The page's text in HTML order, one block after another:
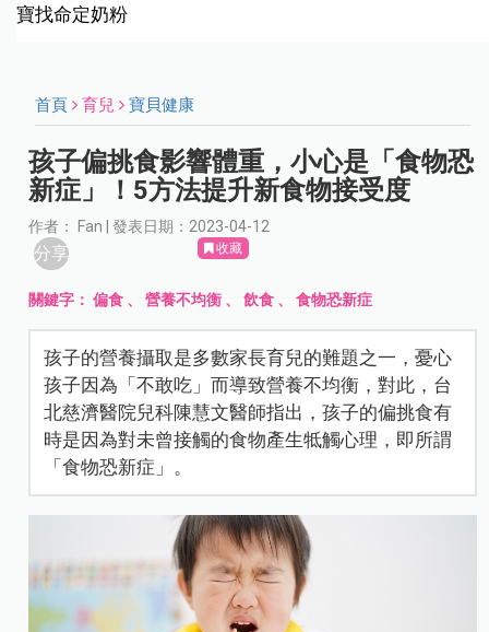
寶找命定奶粉
首頁 育兒 寶貝健康
孩子偏挑食影響體重，小心是「食物恐
新症」！5方法提升新食物接受度
作者： Fan | 發表日期：2023-04-12
分享 收藏
關鍵字：偏食 、營養不均衡 、飲食 、食物恐新症
孩子的營養攝取是多數家長育兒的難題之一，憂心
孩子因為「不敢吃」而導致營養不均衡，對此，台
北慈濟醫院兒科陳慧文醫師指出，孩子的偏挑食有
時是因為對未曾接觸的食物產生牴觸心理，即所謂
「食物恐新症」。